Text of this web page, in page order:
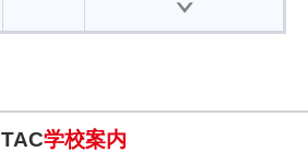
TAC学校案内